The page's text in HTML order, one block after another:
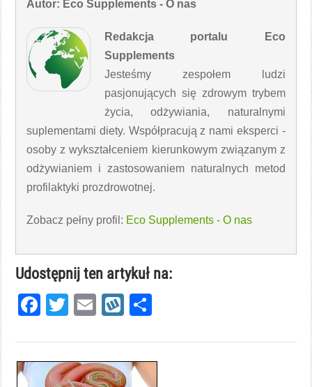
Autor: Eco Supplements - O nas
Redakcja portalu Eco
Supplements
Jesteśmy zespołem ludzi
pasjonujących się zdrowym trybem
życia, odżywiania, naturalnymi
suplementami diety. Współpracują z nami eksperci -
osoby z wykształceniem kierunkowym związanym z
odżywianiem i zastosowaniem naturalnych metod
profilaktyki prozdrowotnej.
Zobacz pełny profil: Eco Supplements - O nas
Udostępnij ten artykuł na:
Facebook
Twitter
EmailWykop